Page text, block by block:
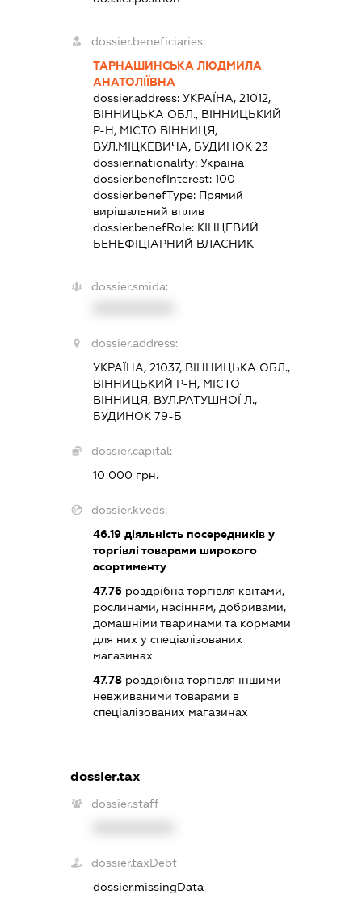
dossier.beneficiaries:
ТАРНАШИНСЬКА ЛЮДМИЛА
АНАТОЛІЇВНА
dossier.address: УКРАЇНА, 21012,
ВІННИЦЬКА ОБЛ., ВІННИЦЬКИЙ
Р-Н, МІСТО ВІННИЦЯ,
ВУЛ.МІЦКЕВИЧА, БУДИНОК 23
dossier.nationality: Україна
dossier.benefInterest: 100
dossier.benefType: Прямий
вирішальний вплив
dossier.benefRole: КІНЦЕВИЙ
БЕНЕФІЦІАРНИЙ ВЛАСНИК
dossier.smida:
dossier.address:
УКРАЇНА, 21037, ВІННИЦЬКА ОБЛ.,
ВІННИЦЬКИЙ Р-Н, МІСТО
ВІННИЦЯ, ВУЛ.РАТУШНОЇ Л.,
БУДИНОК 79-Б
dossier.capital:
10 000 грн.
dossier.kveds:
46.19діяльність посередників у
торгівлі товарами широкого
асортименту
47.76роздрібна торгівля квітами,
рослинами, насінням, добривами,
домашніми тваринами та кормами
для них у спеціалізованих
магазинах
47.78роздрібна торгівля іншими
невживаними товарами в
спеціалізованих магазинах
dossier.tax
dossier.staff
dossier.taxDebt
dossier.missingData